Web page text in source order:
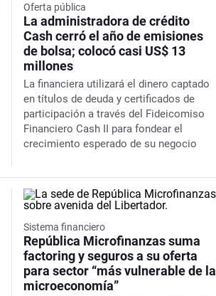
Oferta pública
La administradora de crédito
Cash cerró el año de emisiones
de bolsa; colocó casi US$ 13
millones
La financiera utilizará el dinero captado
en títulos de deuda y certificados de
participación a través del Fideicomiso
Financiero Cash II para fondear el
crecimiento esperado de su negocio
Sistema financiero
República Microfinanzas suma
factoring y seguros a su oferta
para sector “más vulnerable de la
microeconomía”